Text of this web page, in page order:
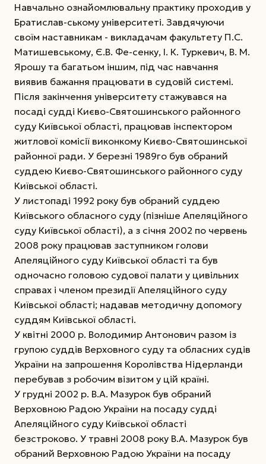
Навчально­ ознайомлювальну практику проходив у
Братислав-ському університеті. Завдячуючи
своїм наставникам - викладачам факультету П.С.
Матишевському, Є.В. Фе-сенку, І. К. Туркевич, В. М.
Ярошу та багатьом іншим, під час навчання
виявив бажання працювати в судовій системі.
Після закінчення університету стажувався на
посаді судді Києво-Святошинського районного
суду Київської області, працював інспектором
житлової комісії виконкому Києво-Святошинської
районної ради. У березні 1989­го був обраний
суддею Києво-Святошинського районного суду
Київської області.
У листопаді 1992 року був обраний суддею
Київського обласного суду (пізніше Апеляційного
суду Київської області), а з січня 2002 по червень
2008 року працював заступником голови
Апеляційного суду Київської області та був
одночасно головою судової палати у цивільних
справах і членом президії Апеляційного суду
Київської області; надавав методичну допомогу
суддям Київської області.
У квітні 2000 р. Володимир Антонович разом із
групою суддів Верховного суду та обласних судів
України на запрошення Королівства Нідерланди
перебував з робочим візитом у цій країні.
У грудні 2002 р. В.А. Мазурок був обраний
Верховною Радою України на посаду судді
Апеляційного суду Київської області
безстроково. У травні 2008 року В.А. Мазурок був
обраний Верховною Радою України на посаду